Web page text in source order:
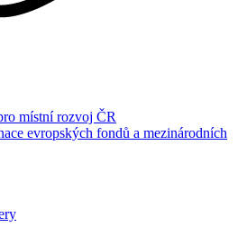
místní rozvoj ČR
evropských fondů a mezinárodních